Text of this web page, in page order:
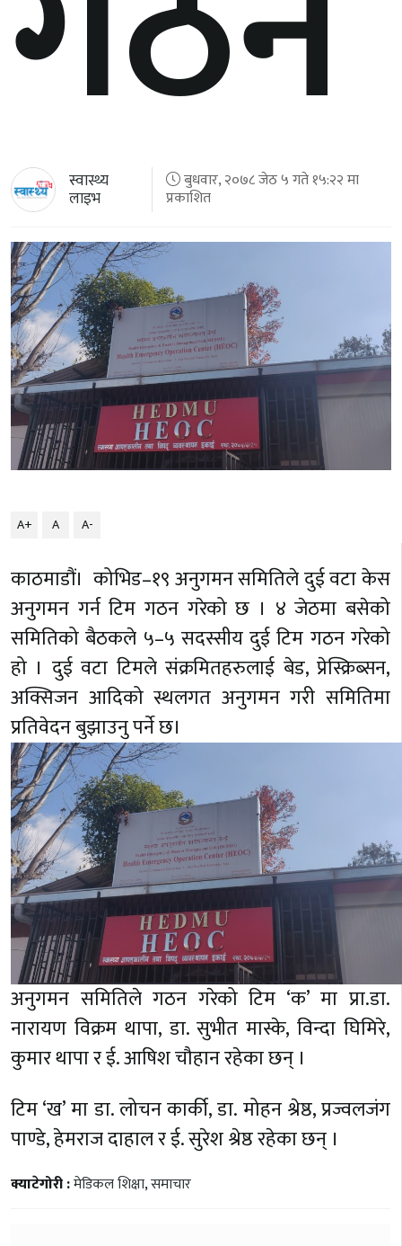
स्वास्थ्य
लाइभ
बुधवार, २०७८ जेठ ५ गते १५:२२ मा
प्रकाशित
A+ A A-
काठमाडौं। कोभिड–१९ अनुगमन समितिले दुई वटा केस
अनुगमन गर्न टिम गठन गरेको छ । ४ जेठमा बसेको
समितिको बैठकले ५–५ सदस्सीय दुई टिम गठन गरेको
हो । दुई वटा टिमले संक्रमितहरुलाई बेड, प्रेस्क्रिब्सन,
अक्सिजन आदिको स्थलगत अनुगमन गरी समितिमा
प्रतिवेदन बुझाउनु पर्ने छ।
अनुगमन समितिले गठन गरेको टिम ‘क’ मा प्रा.डा.
नारायण विक्रम थापा, डा. सुभीत मास्के, विन्दा घिमिरे,
कुमार थापा र ई. आषिश चौहान रहेका छन् ।
टिम ‘ख’ मा डा. लोचन कार्की, डा. मोहन श्रेष्ठ, प्रज्वलजंग
पाण्डे, हेमराज दाहाल र ई. सुरेश श्रेष्ठ रहेका छन् ।
क्याटेगोरी :मेडिकल शिक्षा,समाचार